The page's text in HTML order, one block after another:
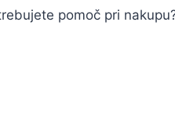
pomoč pri